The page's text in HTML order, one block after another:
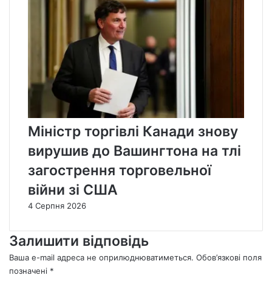
Міністр торгівлі Канади знову
вирушив до Вашингтона на тлі
загострення торговельної
війни зі США
4 Серпня 2026
Залишити відповідь
Ваша e-mail адреса не оприлюднюватиметься. Обов’язкові поля
позначені *